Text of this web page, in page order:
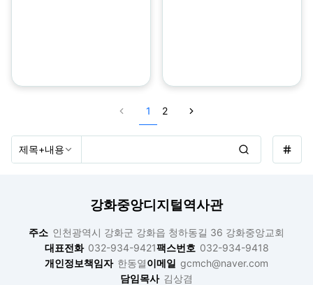
1 2
강화중앙디지털역사관
주소 인천광역시 강화군 강화읍 청하동길 36 강화중앙교회
대표전화 032-934-9421팩스번호 032-934-9418
개인정보책임자 한동열이메일 gcmch@naver.com
담임목사 김상겸